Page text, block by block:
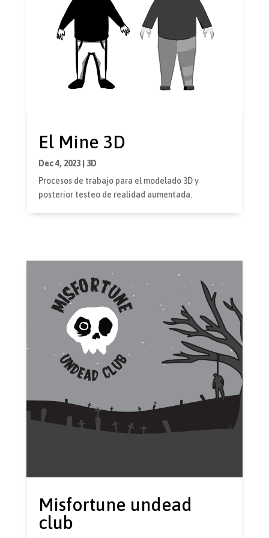
El Mine 3D
Dec 4, 2023| 3D
Procesos de trabajo para el modelado 3D y
posterior testeo de realidad aumentada.
Misfortune undead
club